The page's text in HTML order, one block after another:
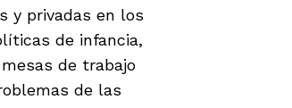
y privadas en los
de infancia,
de trabajo
de las